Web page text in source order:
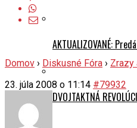
AKTUALIZOVANÉ:
DVOJTAKTNÁ
Domov › Diskusné Fóra › Zrazy
23. júla 2008 o 11:14 #79932